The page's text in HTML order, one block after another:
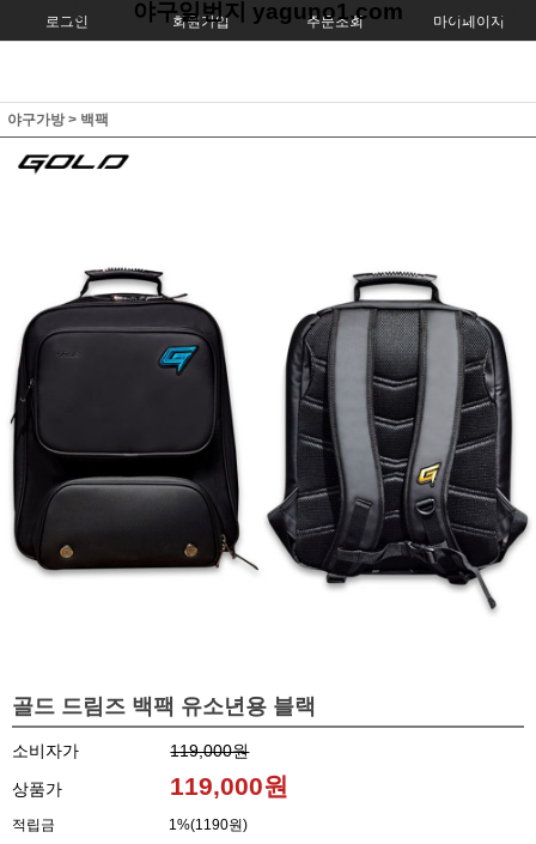
로그인 회원가입 주문조회 마이페이지
야구일번지 yaguno1.com
야구가방> 백팩
골드 드림즈 백팩 유소년용 블랙
소비자가
119,000원
상품가
119,000원
적립금 1%(1190원)